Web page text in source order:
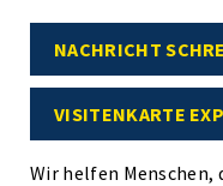
NACHRICHT
VISITENKARTE
Wir helfen